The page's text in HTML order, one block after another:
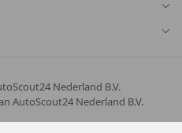
Nederland B.V.
AutoScout24 Nederland B.V.